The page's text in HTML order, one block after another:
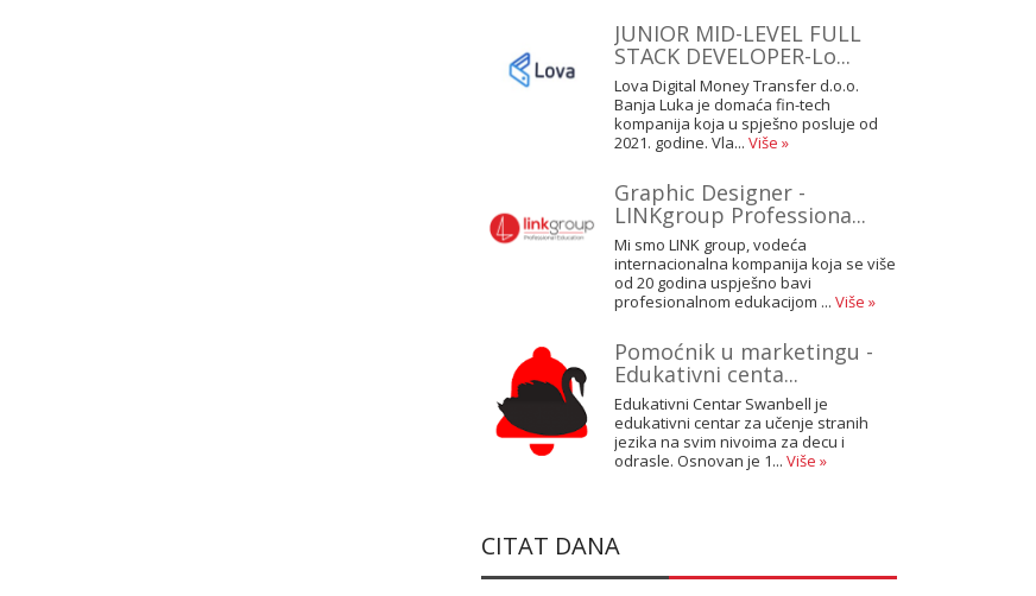
JUNIOR MID-LEVEL FULL
STACK DEVELOPER-Lo...
Lova Digital Money Transfer d.o.o.
Banja Luka je domaća fin-tech
kompanija koja u spješno posluje od
2021. godine. Vla... Više »
Graphic Designer -
LINKgroup Professiona...
Mi smo LINK group, vodeća
internacionalna kompanija koja se više
od 20 godina uspješno bavi
profesionalnom edukacijom ... Više »
Pomoćnik u marketingu -
Edukativni centa...
Edukativni Centar Swanbell je
edukativni centar za učenje stranih
jezika na svim nivoima za decu i
odrasle. Osnovan je 1... Više »
CITAT DANA